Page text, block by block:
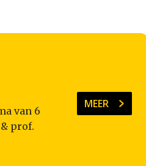
van 6
prof.
MEER